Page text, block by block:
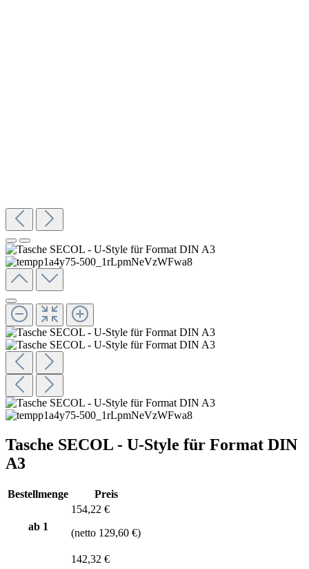
Tasche SECOL - U-Style für Format DIN
A3
Bestellmenge Preis
ab 1
154,22 €
(netto 129,60 €)
142,32 €